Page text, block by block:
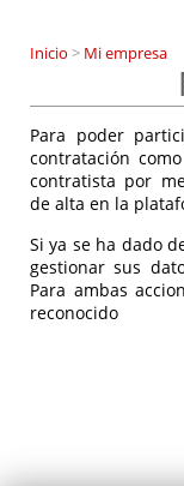
Inicio > Mi empresa
Para poder
contratación
contratista por
de alta en la
Si ya se ha dado
gestionar sus
Para ambas
reconocido